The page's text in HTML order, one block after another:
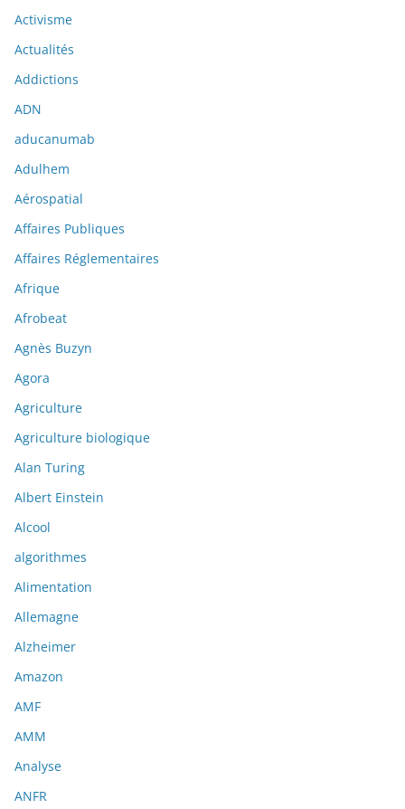
Activisme
Actualités
Addictions
ADN
aducanumab
Adulhem
Aérospatial
Affaires Publiques
Affaires Réglementaires
Afrique
Afrobeat
Agnès Buzyn
Agora
Agriculture
Agriculture biologique
Alan Turing
Albert Einstein
Alcool
algorithmes
Alimentation
Allemagne
Alzheimer
Amazon
AMF
AMM
Analyse
ANFR